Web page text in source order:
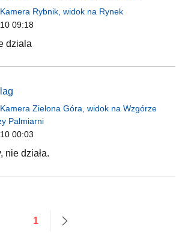
Kamera Rybnik, widok na Rynek
09:18
dziala
Kamera Zielona Góra, widok na Wzgórze
Palmiarni
00:03
nie działa.
1